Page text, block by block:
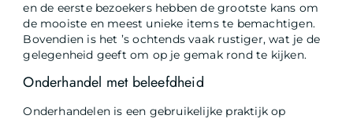
en de eerste bezoekers hebben de grootste kans om
de mooiste en meest unieke items te bemachtigen.
Bovendien is het ’s ochtends vaak rustiger, wat je de
gelegenheid geeft om op je gemak rond te kijken.
Onderhandel met beleefdheid
Onderhandelen is een gebruikelijke praktijk op